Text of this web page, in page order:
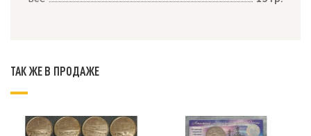
ТАК ЖЕ В ПРОДАЖЕ